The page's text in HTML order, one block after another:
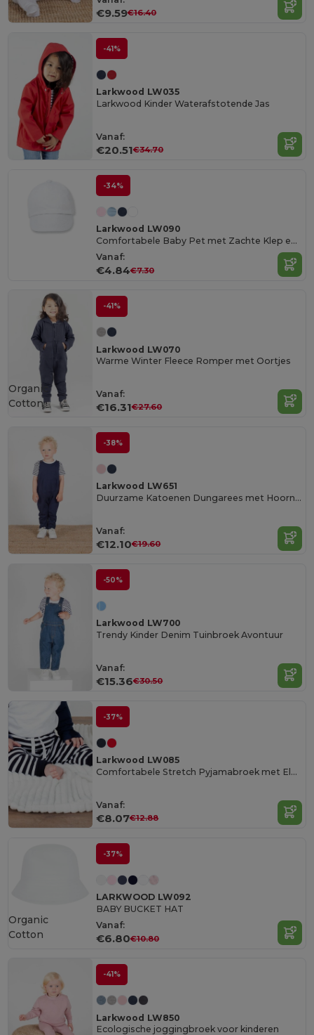
€9.59€16.40
-41%
Larkwood LW035
Larkwood Kinder Waterafstotende Jas
Vanaf:
€20.51€34.70
-34%
Larkwood LW090
Comfortabele Baby Pet met Zachte Klep en Elastische Achterkant
Vanaf:
€4.84€7.30
-41%
Larkwood LW070
Warme Winter Fleece Romper met Oortjes
Vanaf:
€16.31€27.60
Organic
Cotton
-38%
Larkwood LW651
Duurzame Katoenen Dungarees met Hoornknopen
Vanaf:
€12.10€19.60
-50%
Larkwood LW700
Trendy Kinder Denim Tuinbroek Avontuur
Vanaf:
€15.36€30.50
-37%
Larkwood LW085
Comfortabele Stretch Pyjamabroek met Elastische Tailleband
Vanaf:
€8.07€12.88
-37%
LARKWOOD LW092
BABY BUCKET HAT
Vanaf:
€6.80€10.80
Organic
Cotton
-41%
Larkwood LW850
Ecologische joggingbroek voor kinderen